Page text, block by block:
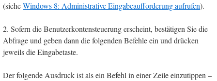
(sieheWindows 8: Administrative Eingabeaufforderung aufrufen).
2. Sofern die Benutzerkontensteuerung erscheint, bestätigen Sie die
Abfrage und geben dann die folgenden Befehle ein und drücken
jeweils die Eingabetaste.
Der folgende Ausdruck ist als ein Befehl in einer Zeile einzutippen –